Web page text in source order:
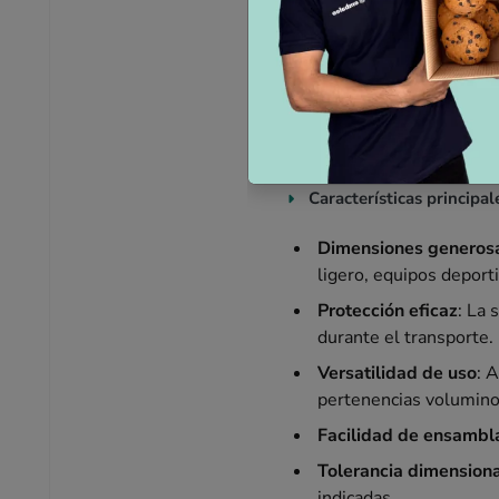
La caja ideal para
Nuestra caja de cartón de
voluminosos durante el
golpes y manipulaciones,
Características
Dimensiones
ligero, equipos
Protección eficaz: La
durante el transporte.
Versatilidad de uso:
pertenencias
Facilidad de
Tolerancia